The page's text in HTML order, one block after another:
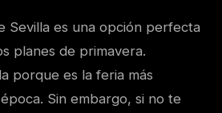
Sevilla es una opción perfecta
planes de primavera.
porque es la feria más
Sin embargo, si no te